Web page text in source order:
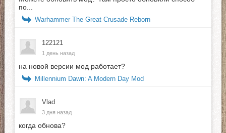
по...
Warhammer The Great Crusade Reborn
122121
1 день назад
на новой версии мод работает?
Millennium Dawn: A Modern Day Mod
Vlad
3 дня назад
когда обнова?